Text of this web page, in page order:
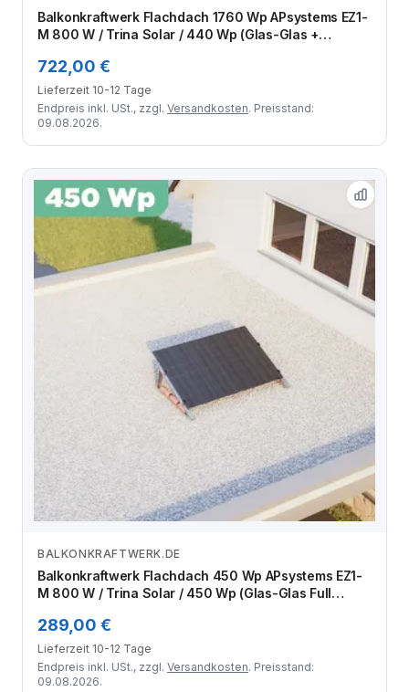
Balkonkraftwerk Flachdach 1760 Wp APsystems EZ1-
M 800 W / Trina Solar / 440 Wp (Glas-Glas +
722,00 €
Lieferzeit 10-12 Tage
Endpreis inkl. USt., zzgl. Versandkosten. Preisstand:
09.08.2026.
Zum Angebot
BALKONKRAFTWERK.DE
Balkonkraftwerk Flachdach 450 Wp APsystems EZ1-
M 800 W / Trina Solar / 450 Wp (Glas-Glas Full
289,00 €
Lieferzeit 10-12 Tage
Endpreis inkl. USt., zzgl. Versandkosten. Preisstand:
09.08.2026.